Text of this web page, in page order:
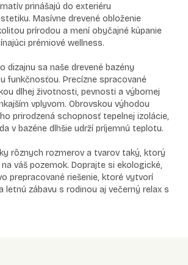
prinášajú do exteriéru
Masívne drevené obloženie
prírodou a mení obyčajné kúpanie
prémiové wellness.
dizajnu sa naše drevené bazény
funkčnosťou. Precízne spracované
dlhej životnosti, pevnosti a výbornej
vplyvom. Obrovskou výhodou
prirodzená schopnosť tepelnej izolácie,
v bazéne dlhšie udrží príjemnú teplotu.
rôznych rozmerov a tvarov taký, ktorý
váš pozemok. Doprajte si ekologické,
prepracované riešenie, ktoré vytvorí
letnú zábavu s rodinou aj večerný relax s